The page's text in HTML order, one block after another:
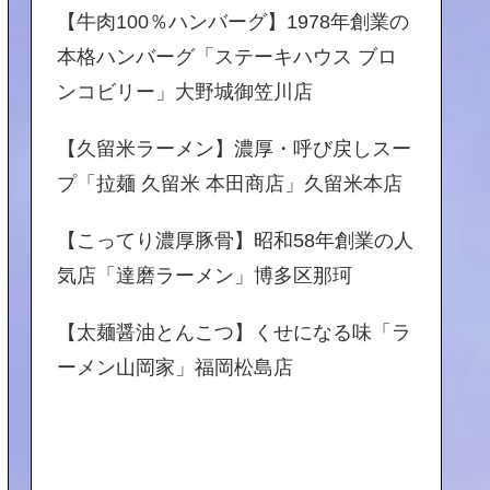
【牛肉100％ハンバーグ】1978年創業の
本格ハンバーグ「ステーキハウス ブロ
ンコビリー」大野城御笠川店
【久留米ラーメン】濃厚・呼び戻しスー
プ「拉麺 久留米 本田商店」久留米本店
【こってり濃厚豚骨】昭和58年創業の人
気店「達磨ラーメン」博多区那珂
【太麺醤油とんこつ】くせになる味「ラ
ーメン山岡家」福岡松島店